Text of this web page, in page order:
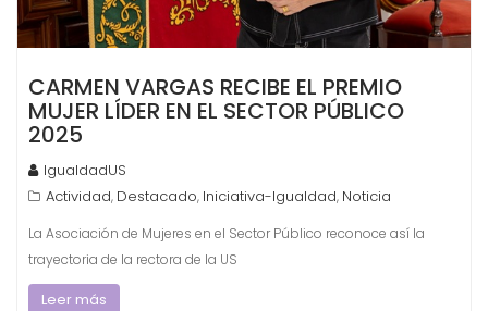
CARMEN VARGAS RECIBE EL PREMIO
MUJER LÍDER EN EL SECTOR PÚBLICO
2025
IgualdadUS
Actividad, Destacado, Iniciativa-Igualdad, Noticia
La Asociación de Mujeres en el Sector Público reconoce así la
trayectoria de la rectora de la US
Leer más